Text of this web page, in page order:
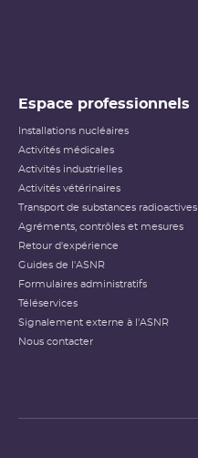
Espace professionnels
Installations nucléaires
Activités médicales
Activités industrielles
Activités vétérinaires
Transport de substances radioactives
Agréments, contrôles et mesures
Retour d'expérience
Guides de l'ASNR
Formulaires administratifs
Téléservices
Signalement externe à l'ASNR
Nous contacter